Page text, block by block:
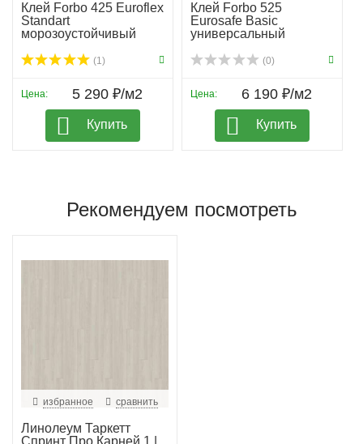
Клей Forbo 425 Euroflex
Standart
морозоустойчивый
(1)
Цена: 5 290 ₽/м2
Купить
Клей Forbo 525
Eurosafe Basic
универсальный
(0)
Цена: 6 190 ₽/м2
Купить
Рекомендуем посмотреть
избранное сравнить
Линолеум Таркетт
Спринт Про Карней 1 |